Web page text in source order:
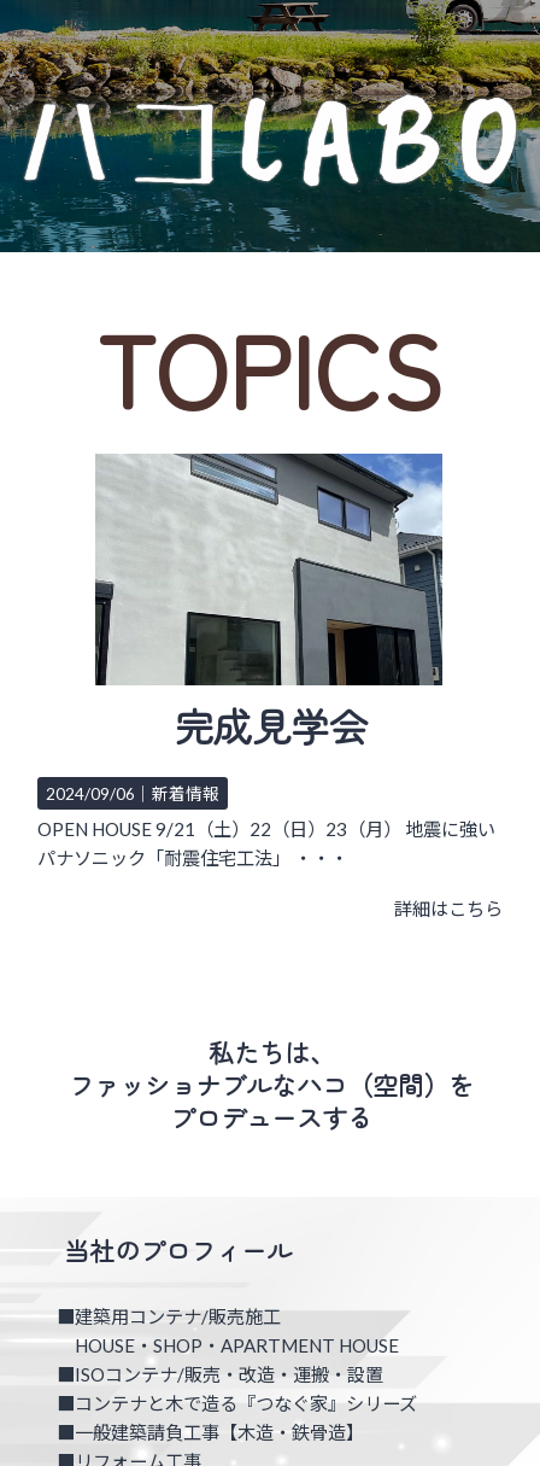
TOPICS
完成見学会
2024/09/06｜新着情報
OPEN HOUSE 9/21（土）22（日）23（月） 地震に強い
パナソニック「耐震住宅工法」 ・・・
詳細はこちら
私たちは、
ファッショナブルなハコ（空間）を
プロデュースする
当社のプロフィール
建築用コンテナ/販売施工
HOUSE・SHOP・APARTMENT HOUSE
ISOコンテナ/販売・改造・運搬・設置
コンテナと木で造る『つなぐ家』シリーズ
一般建築請負工事【木造・鉄骨造】
リフォーム工事